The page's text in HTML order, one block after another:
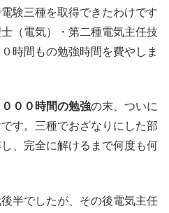
験三種を取得できたわけです
（電気）・第二種電気主任技
時間もの勉強時間を費やしま
０００時間の勉強の末、ついに
す。三種でおざなりにした部
、完全に解けるまで何度も何
半でしたが、その後電気主任